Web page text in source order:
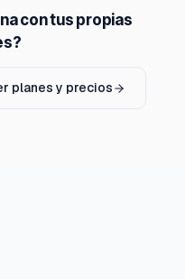
con tus propias
planes y precios